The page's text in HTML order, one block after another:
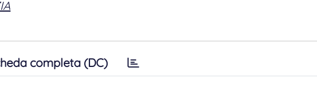
completa (DC)